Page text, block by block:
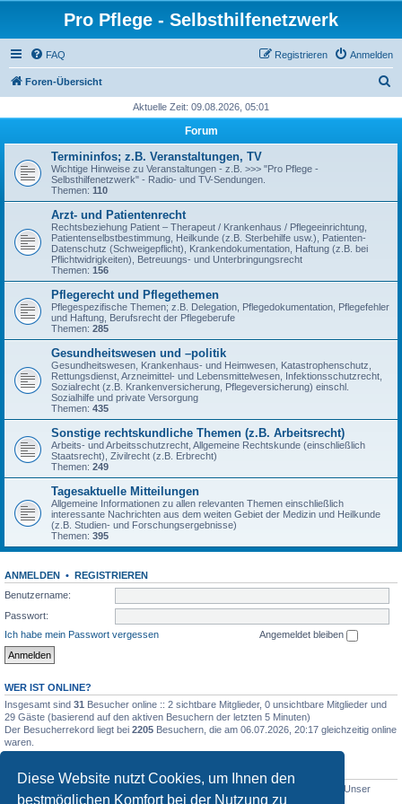
Diese Website nutzt Cookies, um Ihnen den
bestmöglichen Komfort bei der Nutzung zu
Pro Pflege - Selbsthilfenetzwerk
FAQ Anmelden
Registrieren
Foren-Übersicht
h
Aktuelle Zeit: 09.08.2026, 05:01
Forum
Termininfos; z.B. Veranstaltungen, TV
Wichtige Hinweise zu Veranstaltungen - z.B. >>> "Pro Pflege -
Selbsthilfenetzwerk" - Radio- und TV-Sendungen.
Themen: 110
Arzt- und Patientenrecht
Rechtsbeziehung Patient – Therapeut / Krankenhaus / Pflegeeinrichtung,
Patientenselbstbestimmung, Heilkunde (z.B. Sterbehilfe usw.), Patienten-
Datenschutz (Schweigepflicht), Krankendokumentation, Haftung (z.B. bei
Pflichtwidrigkeiten), Betreuungs- und Unterbringungsrecht
Themen: 156
Pflegerecht und Pflegethemen
Pflegespezifische Themen; z.B. Delegation, Pflegedokumentation, Pflegefehler
und Haftung, Berufsrecht der Pflegeberufe
Themen: 285
Gesundheitswesen und –politik
Gesundheitswesen, Krankenhaus- und Heimwesen, Katastrophenschutz,
Rettungsdienst, Arzneimittel- und Lebensmittelwesen, Infektionsschutzrecht,
Sozialrecht (z.B. Krankenversicherung, Pflegeversicherung) einschl.
Sozialhilfe und private Versorgung
Themen: 435
Sonstige rechtskundliche Themen (z.B. Arbeitsrecht)
Arbeits- und Arbeitsschutzrecht, Allgemeine Rechtskunde (einschließlich
Staatsrecht), Zivilrecht (z.B. Erbrecht)
Themen: 249
Tagesaktuelle Mitteilungen
Allgemeine Informationen zu allen relevanten Themen einschließlich
interessante Nachrichten aus dem weiten Gebiet der Medizin und Heilkunde
(z.B. Studien- und Forschungsergebnisse)
Themen: 395
ANMELDEN • REGISTRIEREN
Benutzername:
Passwort:
Ich habe mein Passwort vergessen
Angemeldet bleiben
WER IST ONLINE?
Insgesamt sind 31 Besucher online :: 2 sichtbare Mitglieder, 0 unsichtbare Mitglieder und
29 Gäste (basierend auf den aktiven Besuchern der letzten 5 Minuten)
Der Besucherrekord liegt bei 2205 Besuchern, die am 06.07.2026, 20:17 gleichzeitig online
waren.
STATISTIK
• Themen insgesamt
• Unser
neuestes Mitglied:WernerSchell